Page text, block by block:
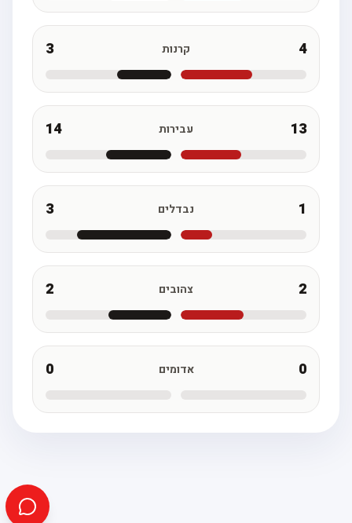
קרנות
13 עבירות 14
נבדלים
צהובים
אדומים